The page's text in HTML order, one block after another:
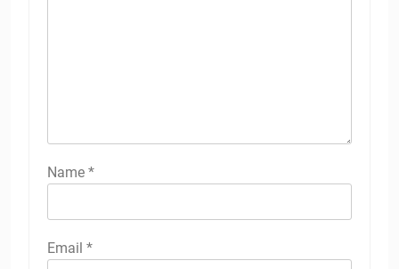
Name *
Email *